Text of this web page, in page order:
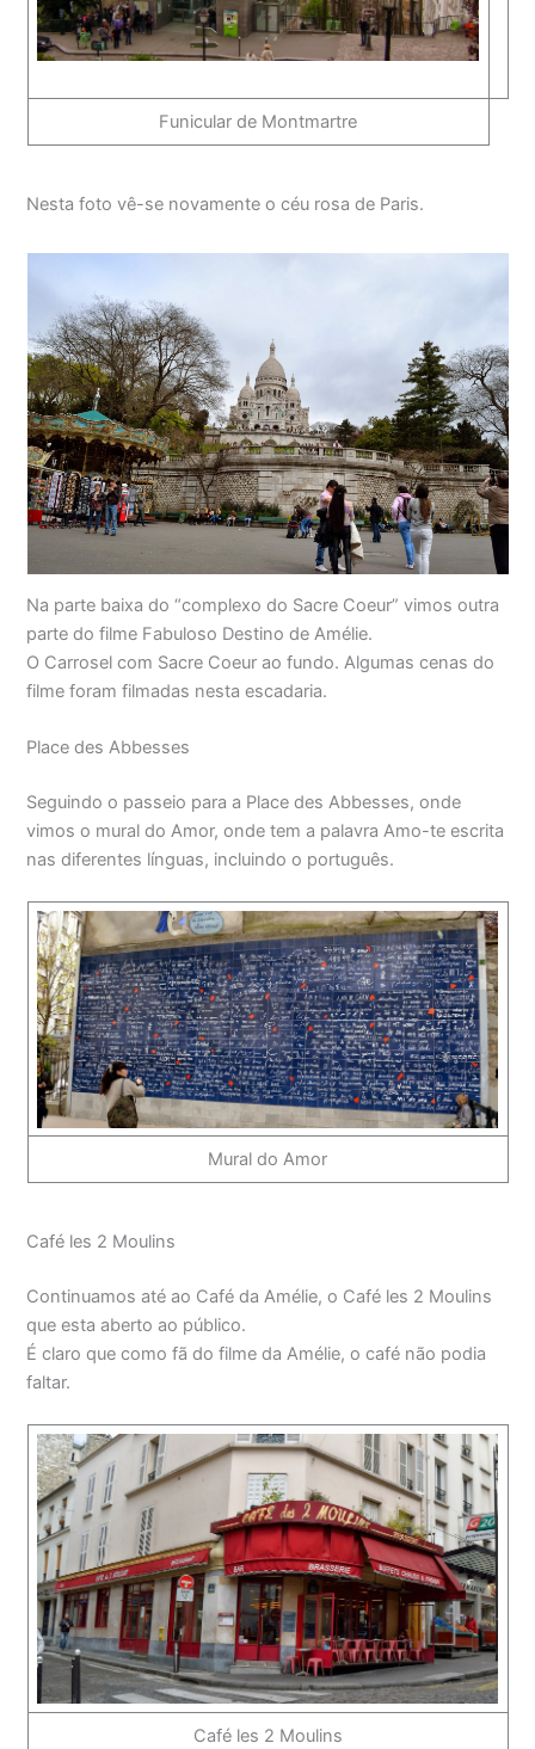
Funicular de Montmartre
Nesta foto vê-se novamente o céu rosa de Paris.
Na parte baixa do “complexo do Sacre Coeur” vimos outra
parte do filme Fabuloso Destino de Amélie.
O Carrosel com Sacre Coeur ao fundo. Algumas cenas do
filme foram filmadas nesta escadaria.
Place des Abbesses
Seguindo o passeio para a Place des Abbesses, onde
vimos o mural do Amor, onde tem a palavra Amo-te escrita
nas diferentes línguas, incluindo o português.
Mural do Amor
Café les 2 Moulins
Continuamos até ao Café da Amélie, o Café les 2 Moulins
que esta aberto ao público.
É claro que como fã do filme da Amélie, o café não podia
faltar.
Café les 2 Moulins